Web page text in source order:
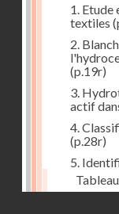
1. Etude
textiles
2.
(p.19r)
3.
actif
4.
(p.28r)
5.